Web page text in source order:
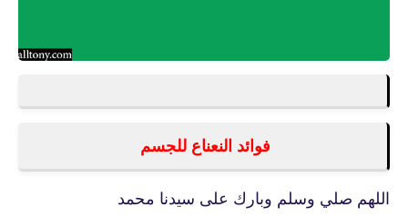
فوائد النعناع للجسم
اللهم صلي وسلم وبارك على سيدنا محمد